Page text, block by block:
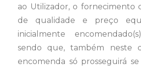
ao Utilizador, o fornecimento
de qualidade e preço
inicialmente
sendo que, também neste
encomenda só prosseguirá